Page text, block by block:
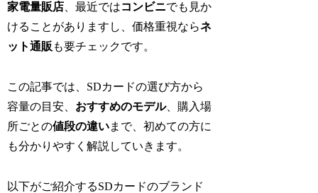
家電量販店 、最近ではコンビニでも見か
けることがありますし、価格重視ならネ
ット通販 も要チェックです。
この記事では、SDカードの選び方から
容量の目安、 おすすめのモデル、購入場
所ごとの値段の違いまで、初めての方に
も分かりやすく解説していきます。
以下がご紹介するSDカードのブランド